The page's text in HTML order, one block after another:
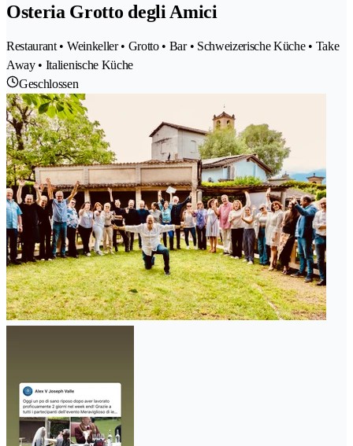
Osteria Grotto degli Amici
Restaurant • Weinkeller • Grotto • Bar • Schweizerische Küche • Take
Away • Italienische Küche
Geschlossen